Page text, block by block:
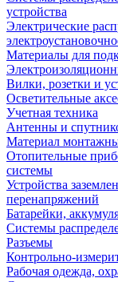
устройства
Электрические
Материалы для
Вилки, розетки и
Осветительные
Учетная техника
Антенны и
Материал
Отопительные
системы
Устройства
перенапряжений
Батарейки,
Системы
Разъемы
Контрольно-
Рабочая одежда,